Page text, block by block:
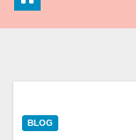
BLOG